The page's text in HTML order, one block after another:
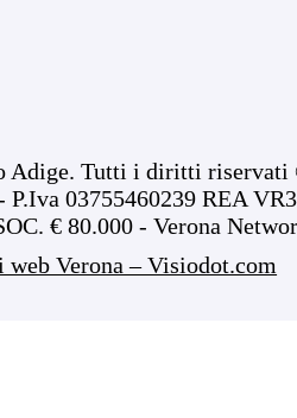
Adige. Tutti i diritti riservati
03755460239 REA
€ 80.000 - Verona
web Verona – Visiodot.com